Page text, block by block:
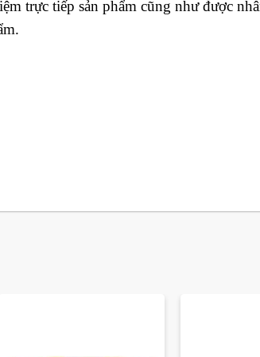
trực tiếp sản phẩm cũng như được